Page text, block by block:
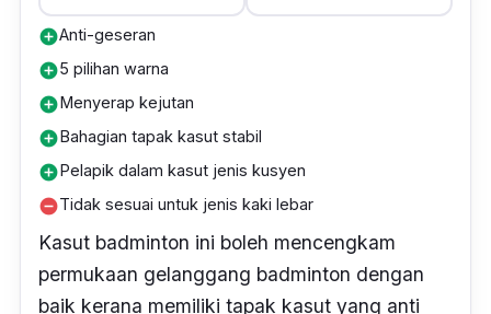
add_circleAnti-geseran
add_circle5 pilihan warna
add_circleMenyerap kejutan
add_circleBahagian tapak kasut stabil
add_circlePelapik dalam kasut jenis kusyen
remove_circleTidak sesuai untuk jenis kaki lebar
Kasut badminton ini boleh mencengkam
permukaan gelanggang badminton dengan
baik kerana memiliki tapak kasut yang anti